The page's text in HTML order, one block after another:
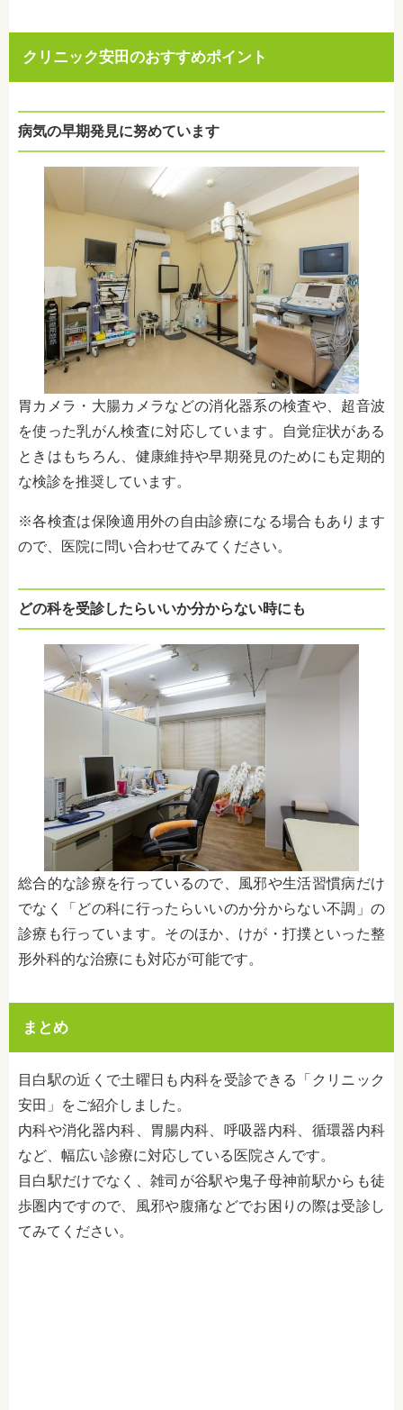
クリニック安田のおすすめポイント
病気の早期発見に努めています
胃カメラ・大腸カメラなどの消化器系の検査や、超音波
を使った乳がん検査に対応しています。自覚症状がある
ときはもちろん、健康維持や早期発見のためにも定期的
な検診を推奨しています。
※各検査は保険適用外の自由診療になる場合もあります
ので、医院に問い合わせてみてください。
どの科を受診したらいいか分からない時にも
総合的な診療を行っているので、風邪や生活習慣病だけ
でなく「どの科に行ったらいいのか分からない不調」の
診療も行っています。そのほか、けが・打撲といった整
形外科的な治療にも対応が可能です。
まとめ
目白駅の近くで土曜日も内科を受診できる「クリニック
安田」をご紹介しました。
内科や消化器内科、胃腸内科、呼吸器内科、循環器内科
など、幅広い診療に対応している医院さんです。
目白駅だけでなく、雑司が谷駅や鬼子母神前駅からも徒
歩圏内ですので、風邪や腹痛などでお困りの際は受診し
てみてください。